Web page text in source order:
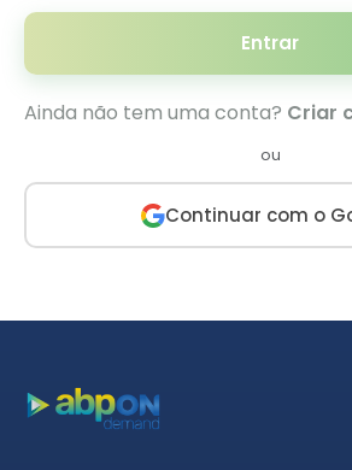
Entrar
Ainda não tem uma conta? Criar
ou
Continuar com o